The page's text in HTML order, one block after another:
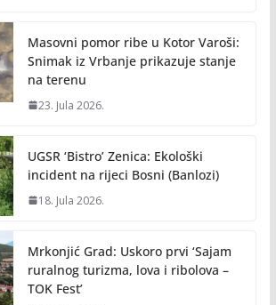
Masovni pomor ribe u Kotor Varoši:
Snimak iz Vrbanje prikazuje stanje
na terenu
23. Jula 2026.
UGSR ‘Bistro’ Zenica: Ekološki
incident na rijeci Bosni (Banlozi)
18. Jula 2026.
Mrkonjić Grad: Uskoro prvi ‘Sajam
ruralnog turizma, lova i ribolova –
TOK Fest’